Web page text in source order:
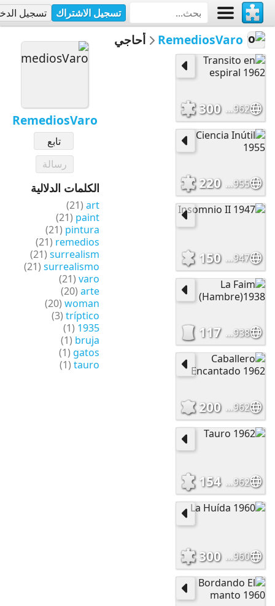
تسجيل الاشتراك تسجيل
RemediosVaro
تابع
رسالة
الكلمات الدلالية
art
(21)
paint
(21)
pintura
(21)
remedios
(21)
surrealism
(21)
surrealismo
(21)
varo
(21)
arte
(20)
woman
(20)
tríptico
(3)
1935
(1)
bruja
(1)
gatos
(1)
tauro
(1)
RemediosVaro أحاجي
Transito en espiral 1962
300
Ciencia Inútil 1955
220
Insomnio II 1947
150
La Faim (Hambre)1938
117
Caballero Encantado 1962
200
Tauro 1962
154
La Huída 1960
300